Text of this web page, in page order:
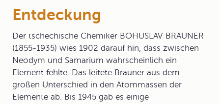
Entdeckung
Der tschechische Chemiker BOHUSLAV BRAUNER
(1855-1935) wies 1902 darauf hin, dass zwischen
Neodym und Samarium wahrscheinlich ein
Element fehlte. Das leitete Brauner aus dem
großen Unterschied in den Atommassen der
Elemente ab. Bis 1945 gab es einige